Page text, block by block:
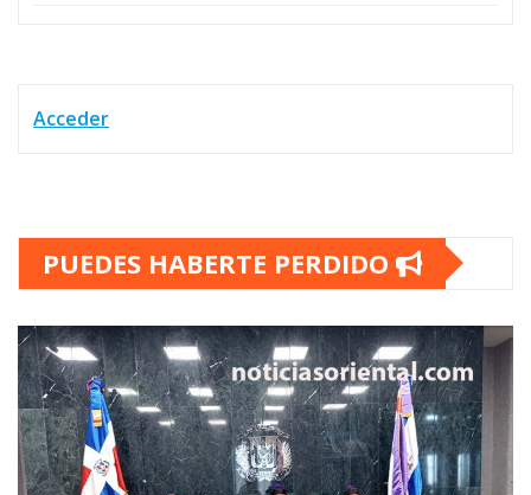
Acceder
PUEDES HABERTE PERDIDO